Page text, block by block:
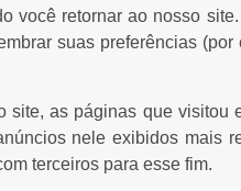
você retornar ao nosso
suas preferências (por
site, as páginas que visitou
nele exibidos mais
terceiros para esse fim.